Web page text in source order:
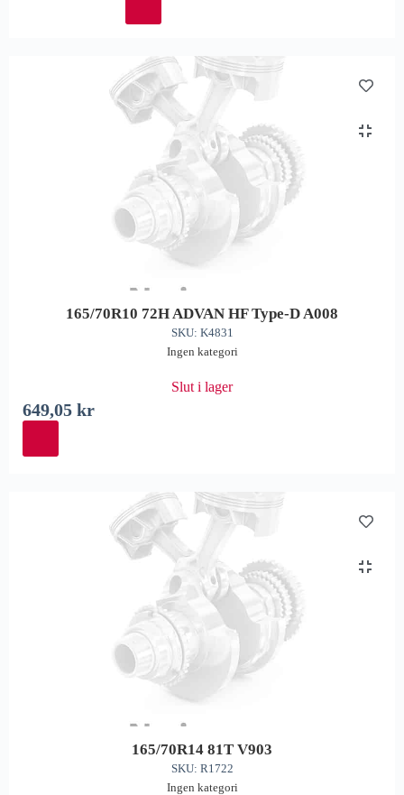
165/70R10 72H ADVAN HF Type-D A008
SKU: K4831
Ingen kategori
Slut i lager
649,05 kr
165/70R14 81T V903
SKU: R1722
Ingen kategori